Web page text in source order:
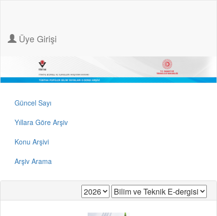
Üye Girişi
Güncel Sayı
Yıllara Göre Arşiv
Konu Arşivi
Arşiv Arama